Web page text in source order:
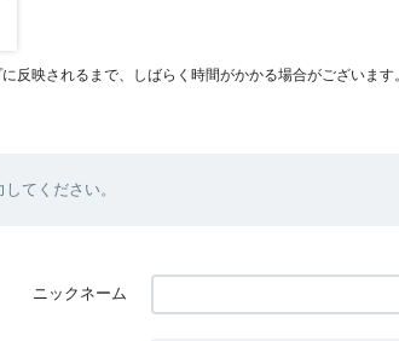
反映されるまで、しばらく時間がかかる場合がございます。
てください。
ニックネーム